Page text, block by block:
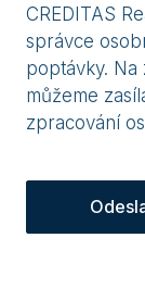
CREDITAS
správce
poptávky. Na
můžeme
zpracování